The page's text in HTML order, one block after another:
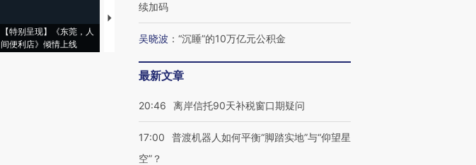
【特别呈现】《东莞，人
间便利店》倾情上线
【推广】走进第四届链博
会，让数智科技“链”接产
【特别呈现】寻找100种
有意思的生活方式·第三对
续加码
吴晓波 ： “沉睡”的10万亿元公积金
最新文章
20:46 离岸信托90天补税窗口期疑问
17:00
普渡机器人如何平衡“脚踏实地”与“仰望星
空”？